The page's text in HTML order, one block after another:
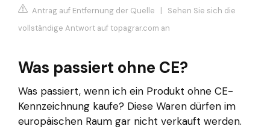
Antrag auf Entfernung der Quelle | Sehen Sie sich die
vollständige Antwort auf topagrar.com an
Was passiert ohne CE?
Was passiert, wenn ich ein Produkt ohne CE-
Kennzeichnung kaufe? Diese Waren dürfen im
europäischen Raum gar nicht verkauft werden.